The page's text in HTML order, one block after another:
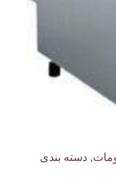
, دسته بندی